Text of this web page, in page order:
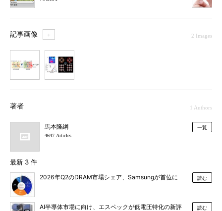
記事画像 ＋ 2 Images
著者 1 Authors
馬本隆綱
4647 Articles
一覧
最新 3 件
2026年Q2のDRAM市場シェア、Samsungが首位に 読む
AI半導体市場に向け、エスペックが低電圧特化の新評
読む